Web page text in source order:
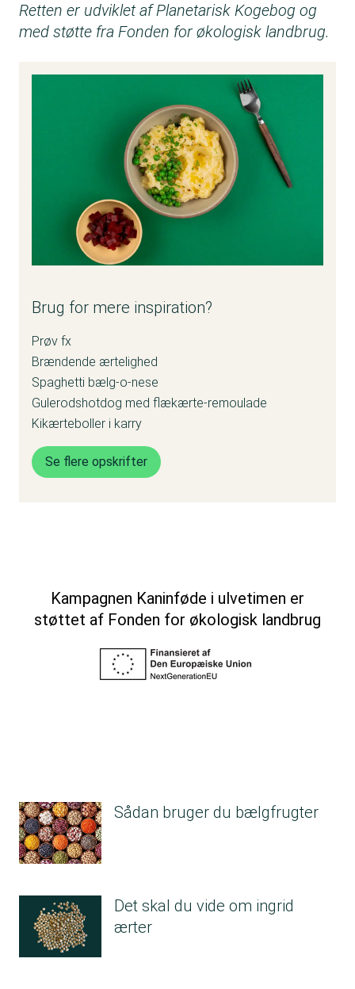
Retten er udviklet af Planetarisk Kogebog og
med støtte fra Fonden for økologisk landbrug.
Brug for mere inspiration?
Prøv fx
Brændende ærtelighed
Spaghetti bælg-o-nese
Gulerodshotdog med flækærte-remoulade
Kikærteboller i karry
Se flere opskrifter
Kampagnen Kaninføde i ulvetimen er
støttet af Fonden for økologisk landbrug
Sådan bruger du bælgfrugter
Det skal du vide om ingrid
ærter